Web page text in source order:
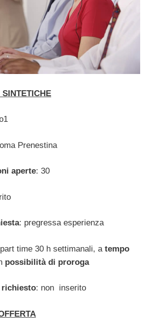
Prenestina
aperte: 30
: pregressa esperienza
time 30 h settimanali, a tempo
possibilità di proroga
: non inserito